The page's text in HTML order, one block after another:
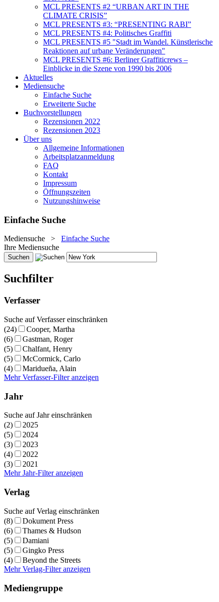
MCL PRESENTS #2 “URBAN ART IN THE
CLIMATE CRISIS”
MCL PRESENTS #3: “PRESENTING RABI”
MCL PRESENTS #4: Politisches Graffiti
MCL PRESENTS #5 "Stadt im Wandel. Künstlerische
Reaktionen auf urbane Veränderungen"
MCL PRESENTS #6: Berliner Graffiticrews –
Einblicke in die Szene von 1990 bis 2006
Aktuelles
Mediensuche
Einfache Suche
Erweiterte Suche
Buchvorstellungen
Rezensionen 2022
Rezensionen 2023
Über uns
Allgemeine Informationen
Arbeitsplatzanmeldung
FAQ
Kontakt
Impressum
Öffnungszeiten
Nutzungshinweise
Einfache Suche
Mediensuche > Einfache Suche
Ihre Mediensuche
Suchfilter
Verfasser
Suche auf Verfasser einschränken
(24)
Cooper, Martha
(6)
Gastman, Roger
(5)
Chalfant, Henry
(5)
McCormick, Carlo
(4)
Maridueña, Alain
Mehr Verfasser-Filter anzeigen
Jahr
Suche auf Jahr einschränken
(2)
2025
(5)
2024
(3)
2023
(4)
2022
(3)
2021
Mehr Jahr-Filter anzeigen
Verlag
Suche auf Verlag einschränken
(8)
Dokument Press
(6)
Thames & Hudson
(5)
Damiani
(5)
Gingko Press
(4)
Beyond the Streets
Mehr Verlag-Filter anzeigen
Mediengruppe